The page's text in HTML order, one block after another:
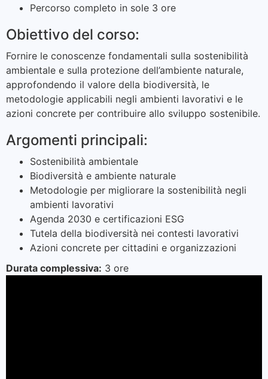
Percorso completo in sole 3 ore
Obiettivo del corso:
Fornire le conoscenze fondamentali sulla sostenibilità
ambientale e sulla protezione dell’ambiente naturale,
approfondendo il valore della biodiversità, le
metodologie applicabili negli ambienti lavorativi e le
azioni concrete per contribuire allo sviluppo sostenibile.
Argomenti principali:
Sostenibilità ambientale
Biodiversità e ambiente naturale
Metodologie per migliorare la sostenibilità negli
ambienti lavorativi
Agenda 2030 e certificazioni ESG
Tutela della biodiversità nei contesti lavorativi
Azioni concrete per cittadini e organizzazioni
Durata complessiva: 3 ore